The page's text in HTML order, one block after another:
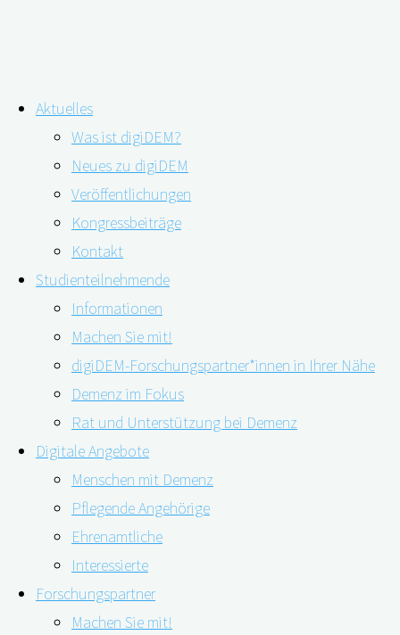
Inhalt
springen
Aktuelles
Was ist digiDEM?
Neues zu digiDEM
Veröffentlichungen
Kongressbeiträge
Kontakt
Studienteilnehmende
Informationen
Machen Sie mit!
digiDEM-Forschungspartner*innen in Ihrer Nähe
Demenz im Fokus
Rat und Unterstützung bei Demenz
Digitale Angebote
Menschen mit Demenz
Pflegende Angehörige
Ehrenamtliche
Interessierte
Forschungspartner
Machen Sie mit!
Gültig und zuverlässig: die
wissenschaftliche Grundlage der
digiDEM Bayern Angehörigenampel
19.01.2021
Es gibt bereits eine Reihe von digitalen Angeboten